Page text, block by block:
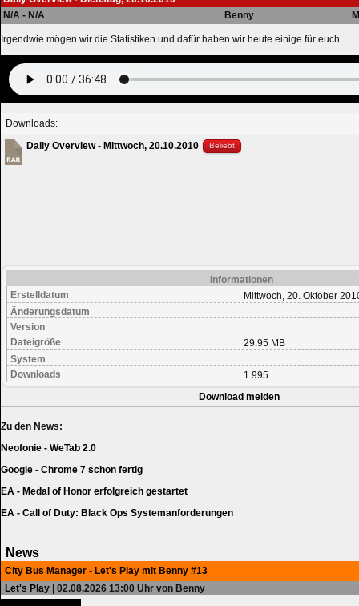
N/A - N/A
Benny
Irgendwie mögen wir die Statistiken und dafür haben wir heute einige für euch.
Downloads:
Daily Overview - Mittwoch, 20.10.2010
Beliebt
Informationen
Erstelldatum
Mittwoch, 20. Oktober
Änderungsdatum
Version
Dateigröße
29.95 MB
System
Downloads
1.995
Download melden
Zu den News:
Neofonie - WeTab 2.0
Google - Chrome 7 schon fertig
EA - Medal of Honor erfolgreich gestartet
EA - Call of Duty: Black Ops Systemanforderungen
News
City Bus Manager - Let's Play mit Benny #13
Let's Play | 02.08.2026 13:00 Uhr von Benny